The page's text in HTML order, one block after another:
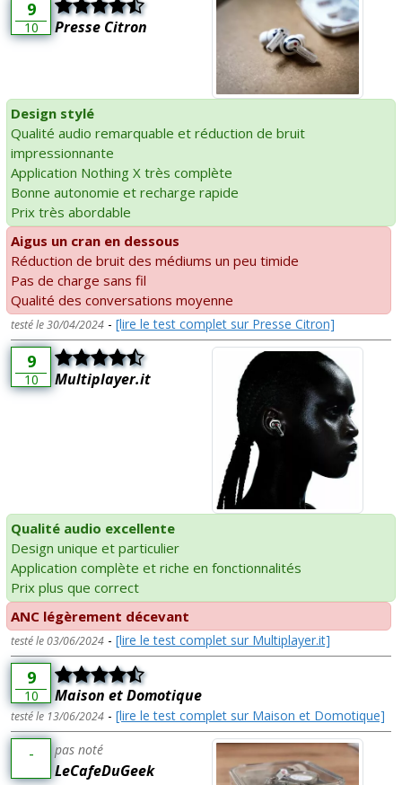
9
10 Presse Citron
Design stylé
Qualité audio remarquable et réduction de bruit
impressionnante
Application Nothing X très complète
Bonne autonomie et recharge rapide
Prix très abordable
Aigus un cran en dessous
Réduction de bruit des médiums un peu timide
Pas de charge sans fil
Qualité des conversations moyenne
testé le 30/04/2024 - [lire le test complet sur Presse Citron]
9
10 Multiplayer.it
Qualité audio excellente
Design unique et particulier
Application complète et riche en fonctionnalités
Prix plus que correct
ANC légèrement décevant
testé le 03/06/2024 - [lire le test complet sur Multiplayer.it]
9
10 Maison et Domotique
testé le 13/06/2024 - [lire le test complet sur Maison et Domotique]
- pas noté
LeCafeDuGeek